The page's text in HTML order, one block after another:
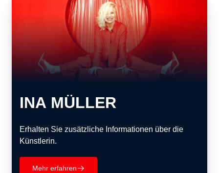
INA MÜLLER
Erhalten Sie zusätzliche Informationen über die
Künstlerin.
Mehr erfahren􀄫